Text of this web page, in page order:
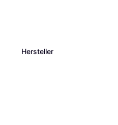
Hersteller